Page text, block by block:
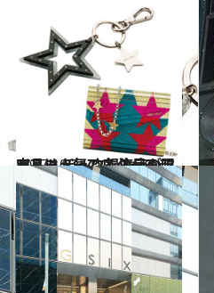
2017.10.24
ジミー チュウ銀座店がフルリニューアル 注目の限定品は人気のスターモチーフ！
コミック ＆ エッセイ